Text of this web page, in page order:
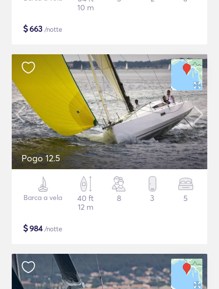
10 m
$663 /notte
Pogo 12.5
Barca a vela
40 ft
12 m
8 3 5
$984/notte